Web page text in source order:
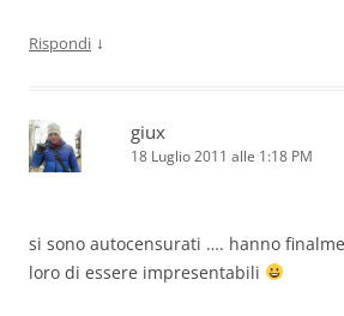
Rispondi ↓
giux
18 Luglio 2011 alle 1:18 PM
si sono autocensurati …. hanno
loro di essere impresentabili